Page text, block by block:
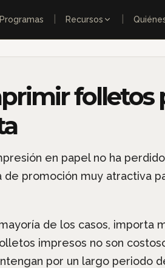
Programas Recursos
folletos
en papel no ha
promoción muy atractiva
de los casos, importa
impresos no son
por un largo periodo